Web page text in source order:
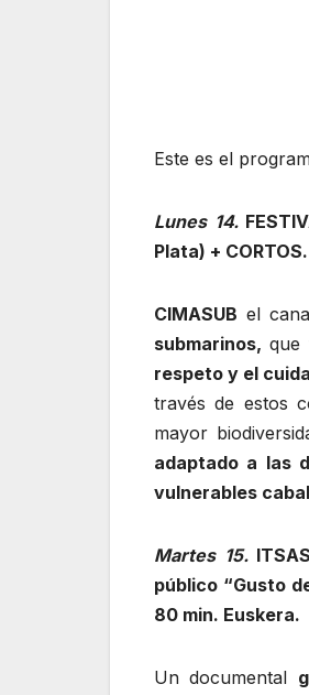
Este es el
Lunes 14.
Plata) +
CIMASUB el
submarinos, que
respeto y el
través de estos
mayor
adaptado a las
vulnerables
Martes 15.
público “Gusto
80 min. Euskera.
Un documental